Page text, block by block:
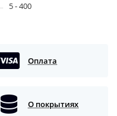
5 - 400
Оплата
О покрытиях